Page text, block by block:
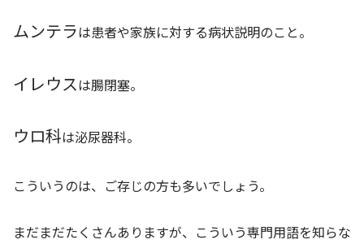
ムンテラは患者や家族に対する病状説明のこと。
イレウスは腸閉塞。
ウロ科は泌尿器科。
こういうのは、ご存じの方も多いでしょう。
まだまだたくさんありますが、こういう専門用語を知らな